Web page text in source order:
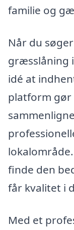
familie og
Når du
græsslåning
idé at
platform gør
finde den
får kvalitet i
Med et